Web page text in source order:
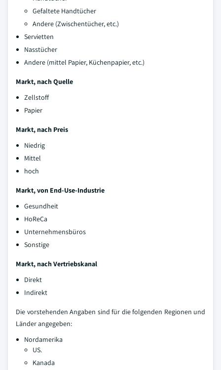
Gefaltete Handtücher
Andere (Zwischentücher, etc.)
Servietten
Nasstücher
Andere (mittel Papier, Küchenpapier, etc.)
Markt, nach Quelle
Zellstoff
Papier
Markt, nach Preis
Niedrig
Mittel
hoch
Markt, von End-Use-Industrie
Gesundheit
HoReCa
Unternehmensbüros
Sonstige
Markt, nach Vertriebskanal
Direkt
Indirekt
Die vorstehenden Angaben sind für die folgenden Regionen und
Länder angegeben:
Nordamerika
US.
Kanada